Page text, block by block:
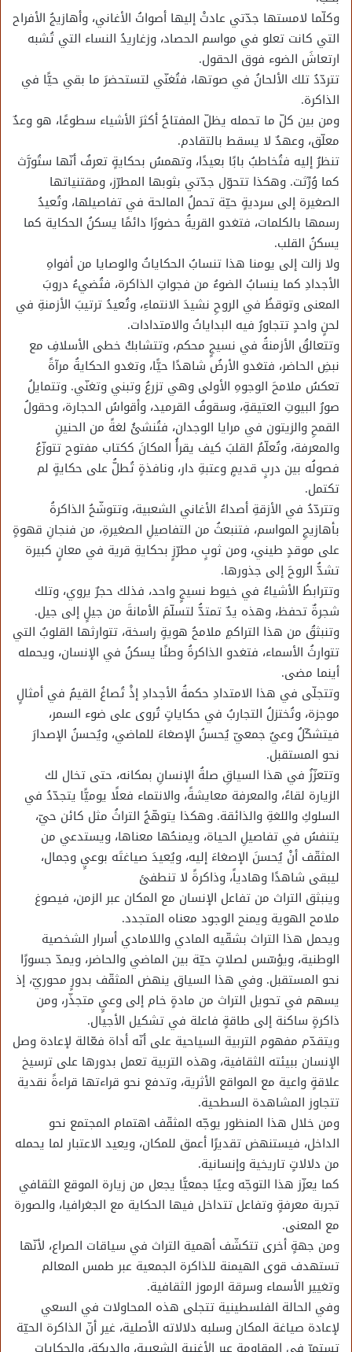
وكلّما لامستها جدّتي عادتْ إليها أصواتُ الأغاني، وأهازيجُ الأفراح
التي كانت تعلو في مواسم الحصاد، وزغاريدُ النساء التي تُشبه
ارتعاشَ الضوء فوق الحقول.
تتردّدُ تلك الألحانُ في صوتها، فتُغنّي لتستحضرَ ما بقي حيًّا في
الذاكرة.
ومن بين كلّ ما تحمله يظلّ المفتاحُ أكثرَ الأشياء سطوعًا، هو وعدٌ
معلّق، وعهدٌ لا يسقط بالتقادم.
تنظرُ إليه فتُخاطبُ بابًا بعيدًا، وتهمسُ بحكايةٍ تعرفُ أنّها ستُورَّث
كما وُرِّثت. وهكذا تتحوّل جدّتي بثوبها المطرّز، ومقتنياتها
الصغيرة إلى سرديةٍ حيّة تحملُ المالحة في تفاصيلها، وتُعيدُ
رسمها بالكلمات، فتغدو القريةُ حضورًا دائمًا يسكنُ الحكاية كما
يسكنُ القلب.
ولا زالت إلى يومنا هذا تنسابُ الحكاياتُ والوصايا من أفواهِ
الأجدادِ كما ينسابُ الضوءُ من فجواتِ الذاكرة، فتُضيءُ دروبَ
المعنى وتوقظُ في الروحِ نشيدَ الانتماءِ، وتُعيدُ ترتيبَ الأزمنةِ في
لحنٍ واحدٍ تتجاورُ فيه البداياتُ والامتدادات.
وتتعالقُ الأزمنةُ في نسيجٍ محكم، وتتشابكُ خطى الأسلافِ مع
نبضِ الحاضر، فتغدو الأرضُ شاهدًا حيًّا، وتغدو الحكايةُ مرآةً
تعكسُ ملامحَ الوجوهِ الأولى وهي تزرعُ وتبني وتغنّي. وتتمايلُ
صورُ البيوتِ العتيقةِ، وسقوفُ القرميد، وأقواسُ الحجارة، وحقولُ
القمحِ والزيتون في مرايا الوجدان، فتُنشئُ لغةً من الحنينِ
والمعرفة، وتُعلّمُ القلبَ كيف يقرأُ المكانَ ككتاب مفتوح تتوزّعُ
فصولُه بين دربٍ قديمٍ وعتبةِ دار، ونافذةٍ تُطلُّ على حكايةٍ لم
تكتمل.
وتتردّدُ في الأزقةِ أصداءُ الأغاني الشعبية، وتتوشّحُ الذاكرةُ
بأهازيجِ المواسم، فتنبعثُ من التفاصيلِ الصغيرةِ، من فنجانِ قهوةٍ
على موقدٍ طيني، ومن ثوبٍ مطرّزٍ بحكايةِ قرية في معانٍ كبيرة
تشدُّ الروحَ إلى جذورها.
وتترابطُ الأشياءُ في خيوط نسيجٍ واحد، فذلك حجرٌ يروي، وتلك
شجرةٌ تحفظ، وهذه يدٌ تمتدُّ لتسلّمَ الأمانةَ من جيلٍ إلى جيل.
وتنبثقُ من هذا التراكمِ ملامحُ هويةٍ راسخة، تتوارثها القلوبُ التي
تتوارثُ الأسماء، فتغدو الذاكرةُ وطنًا يسكنُ في الإنسان، ويحمله
أينما مضى.
وتتجلّى في هذا الامتدادِ حكمةُ الأجدادِ إذْ تُصاغُ القيمُ في أمثالٍ
موجزة، وتُختزلُ التجاربُ في حكاياتٍ تُروى على ضوء السمر،
فيتشكّلُ وعيٌ جمعيّ يُحسنُ الإصغاءَ للماضي، ويُحسنُ الإصدارَ
نحو المستقبل.
وتتعزّزُ في هذا السياقِ صلةُ الإنسانِ بمكانه، حتى تخال لك
الزيارة لقاءً، والمعرفة معايشةً، والانتماء فعلًا يوميًّا يتجدّدُ في
السلوكِ واللغةِ والذائقة. وهكذا يتوهّجُ التراثُ مثل كائن حيّ،
يتنفسُ في تفاصيلِ الحياة، ويمنحُها معناها، ويستدعي من
المثقّف أنْ يُحسنَ الإصغاءَ إليه، ويُعيدَ صياغتَه بوعيٍ وجمال،
ليبقى شاهدًا وهادياً، وذاكرةً لا تنطفئ
وينبثق التراث من تفاعل الإنسان مع المكان عبر الزمن، فيصوغ
ملامح الهوية ويمنح الوجود معناه المتجدد.
ويحمل هذا التراث بشقّيه المادي واللامادي أسرار الشخصية
الوطنية، ويؤسّس لصلاتٍ حيّة بين الماضي والحاضر، ويمدّ جسورًا
نحو المستقبل. وفي هذا السياق ينهض المثقّف بدورٍ محوريّ، إذ
يسهم في تحويل التراث من مادةٍ خام إلى وعيٍ متجذّر، ومن
ذاكرةٍ ساكنة إلى طاقةٍ فاعلة في تشكيل الأجيال.
ويتقدّم مفهوم التربية السياحية على أنّه أداة فعّالة لإعادة وصل
الإنسان ببيئته الثقافية، وهذه التربية تعمل بدورها على ترسيخ
علاقةٍ واعية مع المواقع الأثرية، وتدفع نحو قراءتها قراءةً نقدية
تتجاوز المشاهدة السطحية.
ومن خلال هذا المنظور يوجّه المثقّف اهتمام المجتمع نحو
الداخل، فيستنهض تقديرًا أعمق للمكان، ويعيد الاعتبار لما يحمله
من دلالاتٍ تاريخية وإنسانية.
كما يعزّز هذا التوجّه وعيًا جمعيًّا يجعل من زيارة الموقع الثقافي
تجربة معرفةٍ وتفاعل تتداخل فيها الحكاية مع الجغرافيا، والصورة
مع المعنى.
ومن جهةٍ أخرى تتكشّف أهمية التراث في سياقات الصراع، لأنّها
تستهدف قوى الهيمنة للذاكرة الجمعية عبر طمس المعالم
وتغيير الأسماء وسرقة الرموز الثقافية.
وفي الحالة الفلسطينية تتجلى هذه المحاولات في السعي
لإعادة صياغة المكان وسلبه دلالاته الأصلية، غير أنّ الذاكرة الحيّة